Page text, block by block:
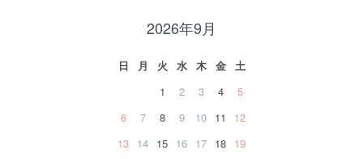
2026年9月
日 月 火 水 木 金
土
1
2 3 4
5
6
7 8 9 10 11
12
13 14 15 16 17 18 19